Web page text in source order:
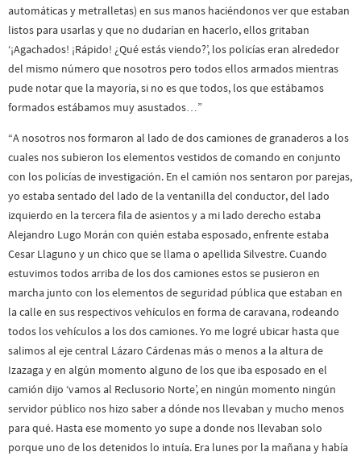
automáticas y metralletas) en sus manos haciéndonos ver que estaban
listos para usarlas y que no dudarían en hacerlo, ellos gritaban
‘¡Agachados! ¡Rápido! ¿Qué estás viendo?’, los policías eran alrededor
del mismo número que nosotros pero todos ellos armados mientras
pude notar que la mayoría, si no es que todos, los que estábamos
formados estábamos muy asustados…”
“A nosotros nos formaron al lado de dos camiones de granaderos a los
cuales nos subieron los elementos vestidos de comando en conjunto
con los policías de investigación. En el camión nos sentaron por parejas,
yo estaba sentado del lado de la ventanilla del conductor, del lado
izquierdo en la tercera fila de asientos y a mi lado derecho estaba
Alejandro Lugo Morán con quién estaba esposado, enfrente estaba
Cesar Llaguno y un chico que se llama o apellida Silvestre. Cuando
estuvimos todos arriba de los dos camiones estos se pusieron en
marcha junto con los elementos de seguridad pública que estaban en
la calle en sus respectivos vehículos en forma de caravana, rodeando
todos los vehículos a los dos camiones. Yo me logré ubicar hasta que
salimos al eje central Lázaro Cárdenas más o menos a la altura de
Izazaga y en algún momento alguno de los que iba esposado en el
camión dijo ‘vamos al Reclusorio Norte’, en ningún momento ningún
servidor público nos hizo saber a dónde nos llevaban y mucho menos
para qué. Hasta ese momento yo supe a donde nos llevaban solo
porque uno de los detenidos lo intuía. Era lunes por la mañana y había